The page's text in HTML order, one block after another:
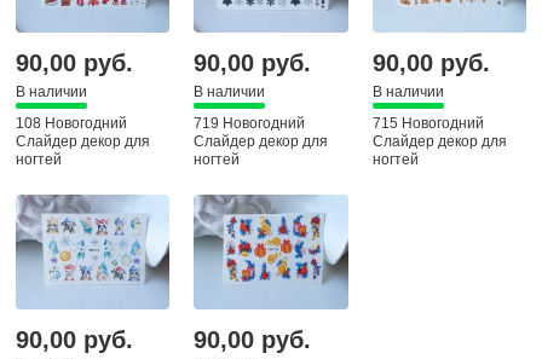
90,00 руб.
В наличии
108 Новогодний
Слайдер декор для
ногтей
90,00 руб.
В наличии
719 Новогодний
Слайдер декор для
ногтей
90,00 руб.
В наличии
715 Новогодний
Слайдер декор для
ногтей
90,00 руб. 90,00 руб.